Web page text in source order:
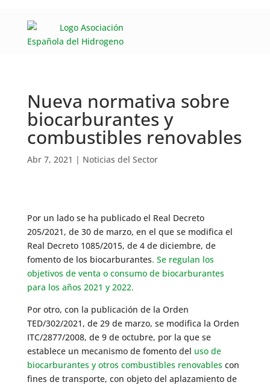
Nueva normativa sobre
biocarburantes y
combustibles renovables
Abr 7, 2021 | Noticias del Sector
Por un lado se ha publicado el Real Decreto
205/2021, de 30 de marzo, en el que se modifica el
Real Decreto 1085/2015, de 4 de diciembre, de
fomento de los biocarburantes. Se regulan los
objetivos de venta o consumo de biocarburantes
para los años 2021 y 2022.
Por otro, con la publicación de la Orden
TED/302/2021, de 29 de marzo, se modifica la Orden
ITC/2877/2008, de 9 de octubre, por la que se
establece un mecanismo de fomento del uso de
biocarburantes y otros combustibles renovablescon
fines de transporte, con objeto del aplazamiento de